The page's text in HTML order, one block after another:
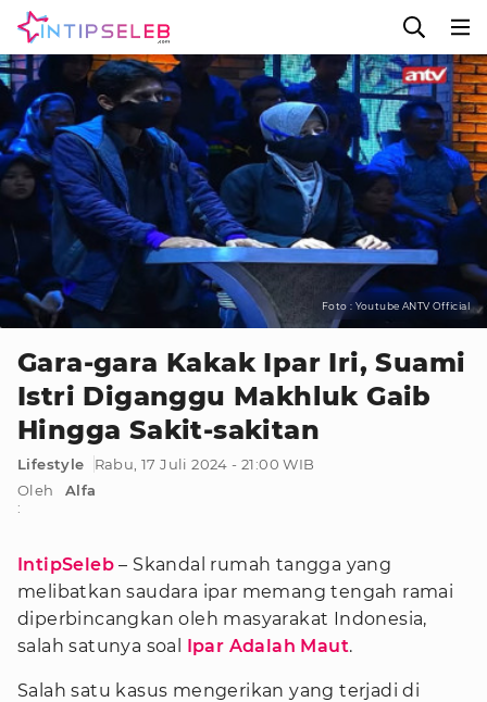
Foto : Youtube ANTV Official
Gara-gara Kakak Ipar Iri, Suami
Istri Diganggu Makhluk Gaib
Hingga Sakit-sakitan
Lifestyle
Rabu, 17 Juli 2024 - 21:00 WIB
Oleh
:
Alfa
IntipSeleb – Skandal rumah tangga yang
melibatkan saudara ipar memang tengah ramai
diperbincangkan oleh masyarakat Indonesia,
salah satunya soal Ipar Adalah Maut.
Salah satu kasus mengerikan yang terjadi di